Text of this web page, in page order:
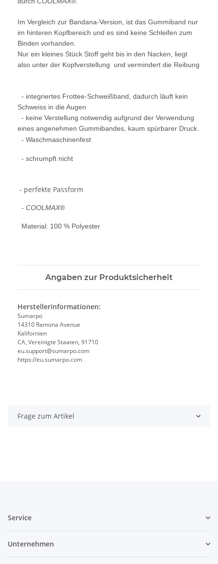
Im Vergleich zur Bandana-Version, ist das Gummiband nur
im hinteren Kopfbereich und es sind keine Schleifen zum
Binden vorhanden.
Nur ein kleines Stück Stoff geht bis in den Nacken, liegt
also unter der Kopfverstellung und vermindert die Reibung
- integriertes Frottee-Schweißband, dadurch läuft kein
Schweiss in die Augen
- keine Verstellung notwendig aufgrund der Verwendung
eines angenehmen Gummibandes, kaum spürbarer Druck.
- Waschmaschinenfest
- schrumpft nicht
- perfekte Passform
- COOLMAX®
Material: 100 % Polyester
Angaben zur Produktsicherheit
Herstellerinformationen:
Sumarpo
14310 Ramona Avenue
Kalifornien
CA, Vereinigte Staaten, 91710
eu.support@sumarpo.com
https://eu.sumarpo.com
Frage zum Artikel
Service
Unternehmen